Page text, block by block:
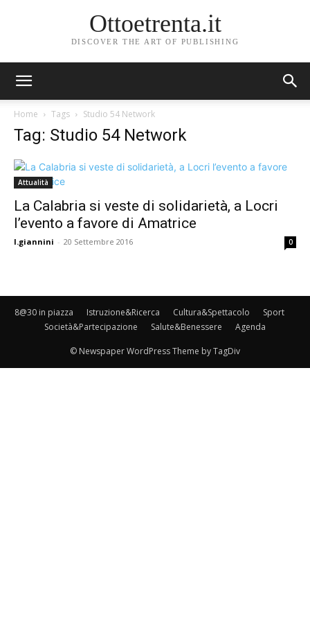
Ottoetrenta.it
DISCOVER THE ART OF PUBLISHING
Home Tags Studio 54 Network
Tag: Studio 54 Network
Attualità
La Calabria si veste di solidarietà, a Locri
l’evento a favore di Amatrice
l.giannini - 20 Settembre 2016 0
8@30 in piazza Istruzione&Ricerca Cultura&Spettacolo
Sport
Società&Partecipazione
Salute&Benessere Agenda
© Newspaper WordPress Theme by TagDiv